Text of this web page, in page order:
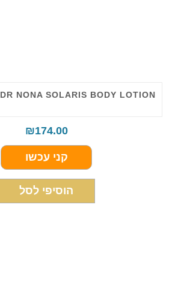
DR NONA SOLARIS BODY LOTION
₪174.00
קני עכשו
הוסיפי לסל